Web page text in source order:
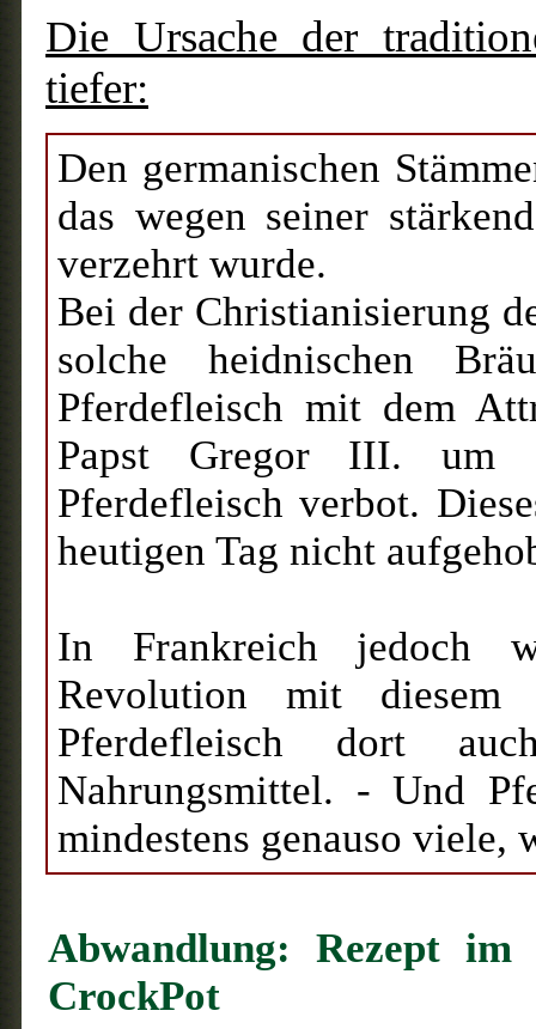
Die Ursache der
tiefer:
Den germanischen
das wegen seiner
verzehrt wurde.
Bei der Christianisierung
solche heidnischen
Pferdefleisch mit dem
Papst Gregor III. um
Pferdefleisch verbot.
heutigen Tag nicht
In Frankreich jedoch
Revolution mit diesem
Pferdefleisch dort
Nahrungsmittel. - Und
mindestens genauso viele,
Abwandlung: Rezept im
CrockPot